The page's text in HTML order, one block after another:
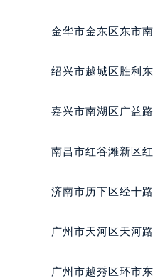
长
昆
西
唐
内
重
黑
金华市金东区东市
绍兴市越城区胜利
嘉兴市南湖区广益
南昌市红谷滩新区
济南市历下区经十
广州市天河区天河
广州市越秀区环市